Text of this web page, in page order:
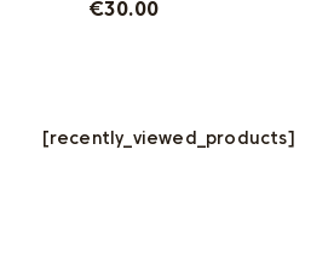
€30.00
€59.90
€49.90
€50.00
[recently_viewed_products]